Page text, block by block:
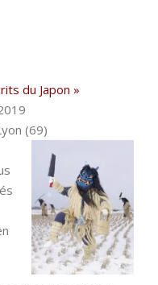
du Japon »
(69)